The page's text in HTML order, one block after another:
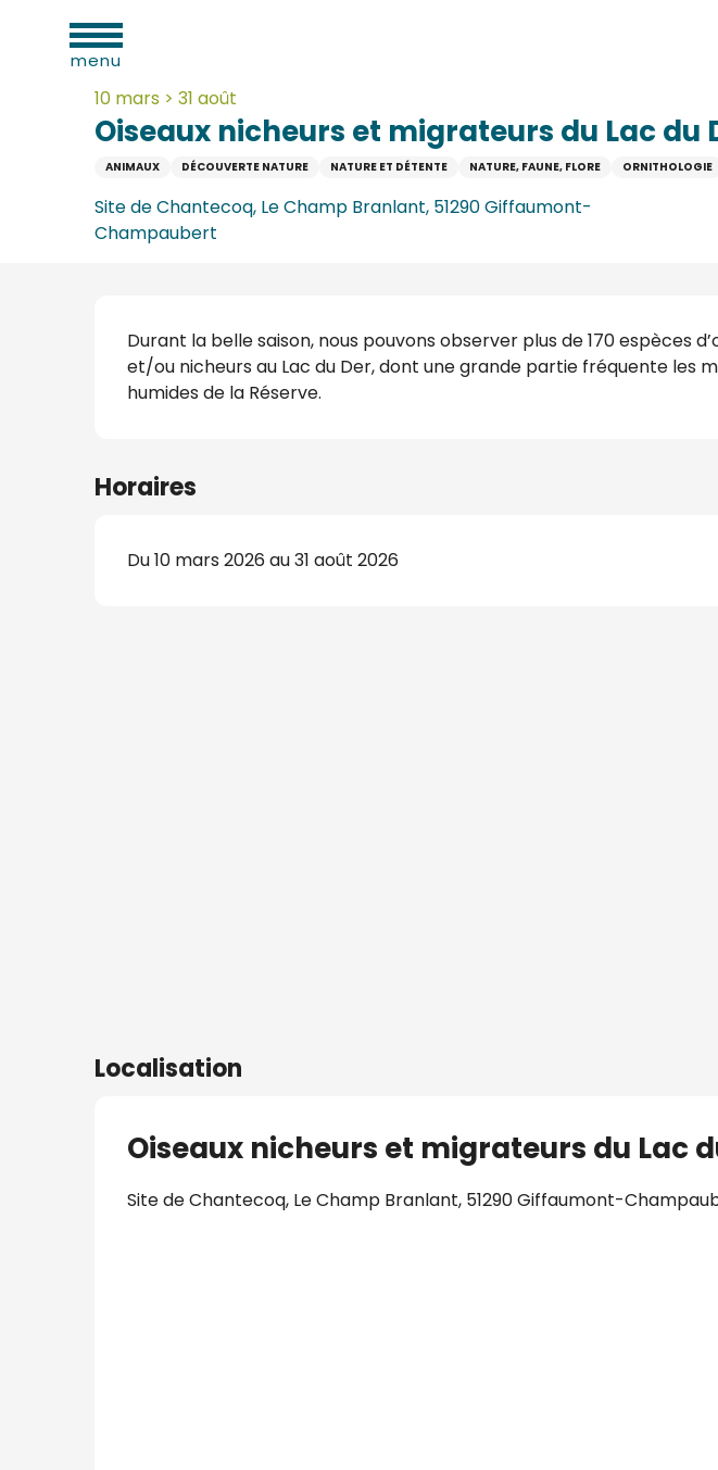
contenumenu
Accueil
10 mars > 31 août
Oiseaux nicheurs et migrateurs du Lac du
ANIMAUX DÉCOUVERTE NATURE NATURE ET DÉTENTE NATURE, FAUNE, FLORE ORNITHOLOGIE
Site de Chantecoq, Le Champ Branlant, 51290 Giffaumont-
Champaubert
Description
Durant la belle saison, nous pouvons observer plus de 170 espèces
et/ou nicheurs au Lac du Der, dont une grande partie fréquente les
humides de la Réserve.
Horaires
Du 10 mars 2026 au 31 août 2026
Localisation
Oiseaux nicheurs et migrateurs du Lac
Site de Chantecoq, Le Champ Branlant, 51290 Giffaumont-